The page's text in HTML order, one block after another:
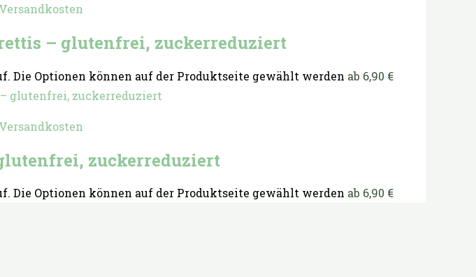
Versandkosten
– glutenfrei, zuckerreduziert
Die Optionen können auf der Produktseite gewählt werden ab 6,90 €
Versandkosten
zuckerreduziert
Die Optionen können auf der Produktseite gewählt werden ab 6,90 €